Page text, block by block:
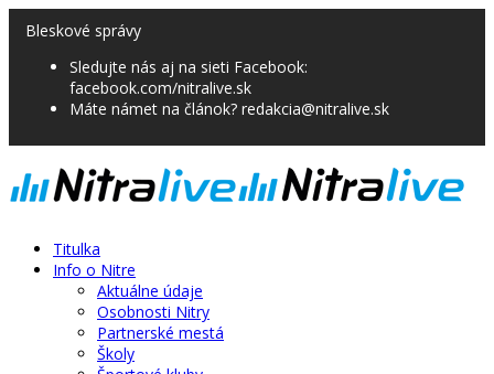
Bleskové správy
Sledujte nás aj na sieti Facebook:
facebook.com/nitralive.sk
Máte námet na článok? redakcia@nitralive.sk
Titulka
Info o Nitre
Aktuálne údaje
Osobnosti Nitry
Partnerské mestá
Školy